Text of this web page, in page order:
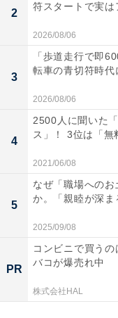
食品のロス削減は
るほど、中国の食
※食品ロスと食品
破棄されるもの全
られるのに捨てら
2
符スタートで実は
2026/08/06
3
「歩道走行で即
転車の青切符時代
2026/08/06
4
2500人に聞いた
ス」！ 3位は「無
2021/06/08
5
なぜ「職場への
か。「親睦が深ま
2025/09/08
PR
コンビニで買う
バコが爆売れ中
株式会社HAL